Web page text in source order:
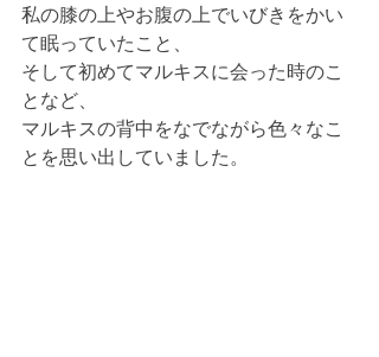
私の膝の上やお腹の上でいびきをかい
て眠っていたこと、
そして初めてマルキスに会った時のこ
となど、
マルキスの背中をなでながら色々なこ
とを思い出していました。